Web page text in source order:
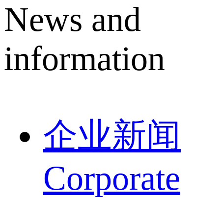
News and
information
企业新闻
Corporate